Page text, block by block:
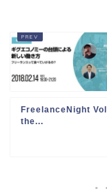
FreelanceNight
the...